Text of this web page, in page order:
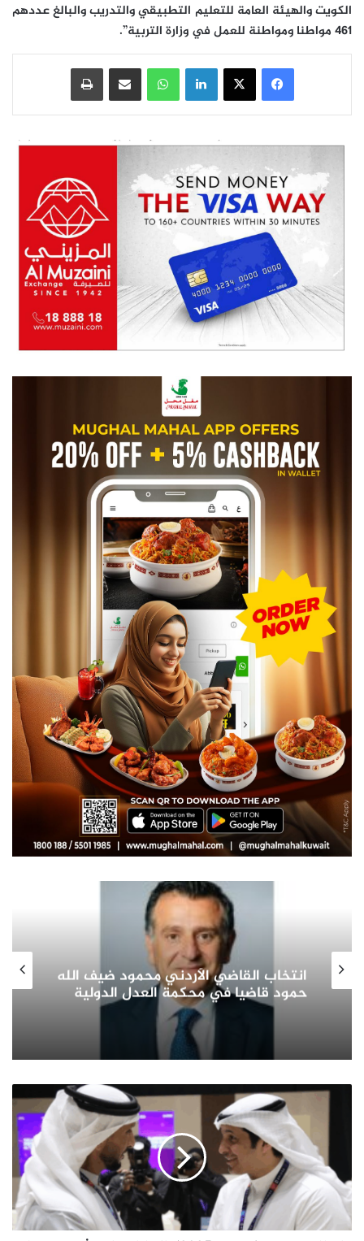
الكويت والهيئة العامة للتعليم التطبيقي والتدريب والبالغ عددهم
461 مواطنا ومواطنة للعمل في وزارة التربية”.
فيسبوك‫X لينكدإنواتساب مشاركة عبر البريد طباعة
انتخاب القاضي الأردني محمود ضيف الله
حمود قاضيا في محكمة العدل الدولية
انطلاق
الإمارات
لبحث
مستقبل
الإعلام
العالمي